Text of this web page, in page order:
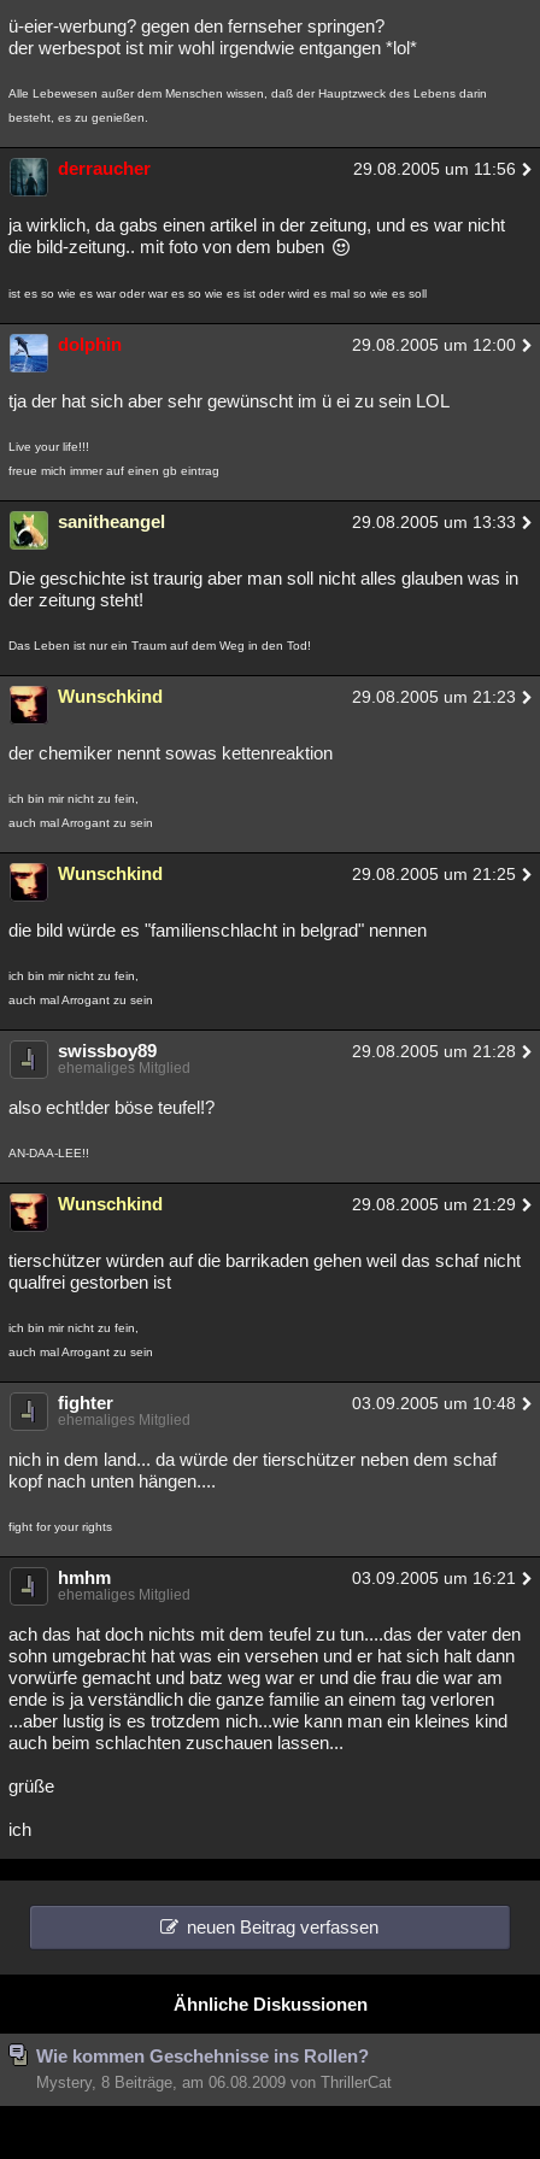
ü-eier-werbung? gegen den fernseher springen?
der werbespot ist mir wohl irgendwie entgangen *lol*
Alle Lebewesen außer dem Menschen wissen, daß der Hauptzweck des Lebens darin
besteht, es zu genießen.
derraucher 29.08.2005 um 11:56
ja wirklich, da gabs einen artikel in der zeitung, und es war nicht
die bild-zeitung.. mit foto von dem buben
ist es so wie es war oder war es so wie es ist oder wird es mal so wie es soll
dolphin 29.08.2005 um 12:00
tja der hat sich aber sehr gewünscht im ü ei zu sein LOL
Live your life!!!
freue mich immer auf einen gb eintrag
sanitheangel 29.08.2005 um 13:33
Die geschichte ist traurig aber man soll nicht alles glauben was in
der zeitung steht!
Das Leben ist nur ein Traum auf dem Weg in den Tod!
Wunschkind 29.08.2005 um 21:23
der chemiker nennt sowas kettenreaktion
ich bin mir nicht zu fein,
auch mal Arrogant zu sein
Wunschkind 29.08.2005 um 21:25
die bild würde es "familienschlacht in belgrad" nennen
ich bin mir nicht zu fein,
auch mal Arrogant zu sein
swissboy89 29.08.2005 um 21:28
ehemaliges Mitglied
also echt!der böse teufel!?
AN-DAA-LEE!!
Wunschkind 29.08.2005 um 21:29
tierschützer würden auf die barrikaden gehen weil das schaf nicht
qualfrei gestorben ist
ich bin mir nicht zu fein,
auch mal Arrogant zu sein
fighter 03.09.2005 um 10:48
ehemaliges Mitglied
nich in dem land... da würde der tierschützer neben dem schaf
kopf nach unten hängen....
fight for your rights
hmhm 03.09.2005 um 16:21
ehemaliges Mitglied
ach das hat doch nichts mit dem teufel zu tun....das der vater den
sohn umgebracht hat was ein versehen und er hat sich halt dann
vorwürfe gemacht und batz weg war er und die frau die war am
ende is ja verständlich die ganze familie an einem tag verloren
...aber lustig is es trotzdem nich...wie kann man ein kleines kind
auch beim schlachten zuschauen lassen...
grüße
ich
neuen Beitrag verfassen
Ähnliche Diskussionen
Wie kommen Geschehnisse ins Rollen?
Mystery, 8 Beiträge, am 06.08.2009 von ThrillerCat